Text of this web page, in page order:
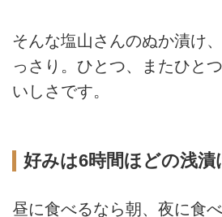
そんな塩山さんのぬか漬け
っさり。ひとつ、またひと
いしさです。
好みは6時間ほどの浅漬
昼に食べるなら朝、夜に食